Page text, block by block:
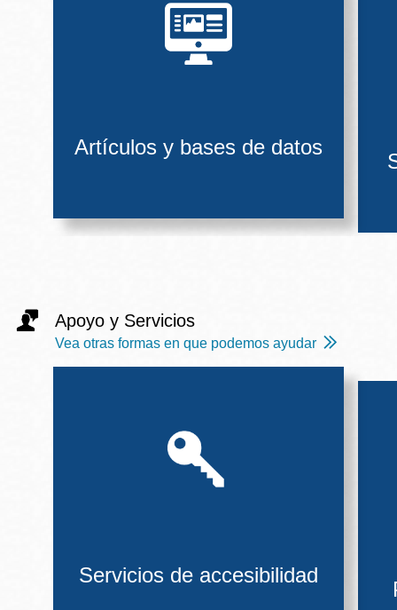
Artículos y bases de datos
Apoyo y Servicios
Vea otras formas en que podemos ayudar
Servicios de accesibilidad